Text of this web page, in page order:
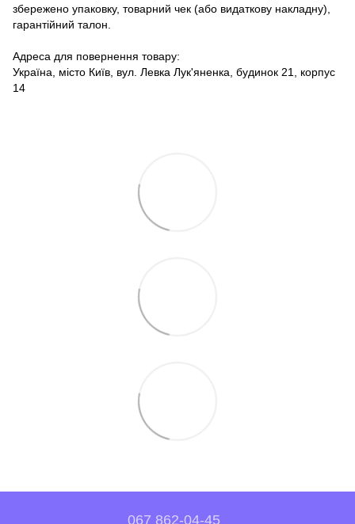
збережено упаковку, товарний чек (або видаткову накладну),
гарантійний талон.
Адреса для повернення товару:
Україна, місто Київ, вул. Левка Лук'яненка, будинок 21, корпус
14
067 862-04-45